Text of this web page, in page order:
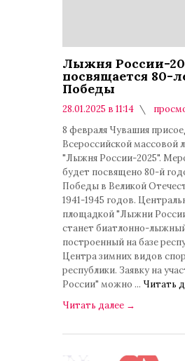
Лыжня России-
посвящается 80-
Победы
28.01.2025 в 11:14
8 февраля Чувашия
Всероссийской массовой
"Лыжня России-2025".
будет посвящено 80-й
Победы в Великой
1941-1945 годов.
площадкой "Лыжни
станет биатлонно-
построенный на базе
Центра зимних видов
республики. Заявку на
России" можно ... Читать
Читать далее →